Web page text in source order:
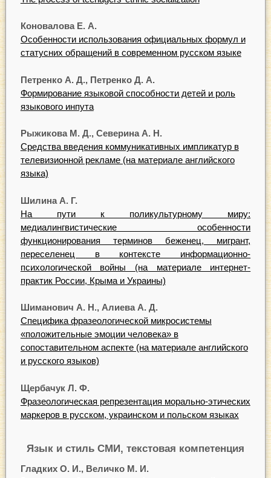
Коновалова Е. А.
Особенности использования официальных формул и
статусних обращений в современном русском языке
Петренко А. Д., Петренко Д. А.
Формирование языковой способности детей и роль
языкового инпута
Рыжикова М. Д., Северина А. Н.
Средства введения коммуникативных импликатур в
телевизионной рекламе (на материале английского
языка)
Шилина А. Г.
На пути к поликультурному миру:
медиалингвистические особенности
функционирования терминов беженец, мигрант,
переселенец в контексте информационно-
психологической войны (на материале интернет-
практик России, Крыма и Украины)
Шиманович А. Н., Алиева А. Д.
Специфика фразеологической микросистемы
«положительные эмоции человека» в
сопоставительном аспекте (на материале английского
и русского языков)
Щербачук Л. Ф.
Фразеологическая репрезентация морально-этических
маркеров в русском, украинском и польском языках
Язык и стиль СМИ, текстовая компетенция
Гладких О. И., Величко М. И.